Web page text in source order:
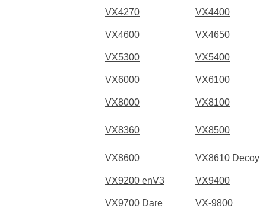
VX4270 VX4400
VX4600 VX4650
VX5300 VX5400
VX6000 VX6100
VX8000 VX8100
VX8360 VX8500
VX8600 VX8610 Decoy
VX9200 enV3 VX9400
VX9700 Dare VX-9800